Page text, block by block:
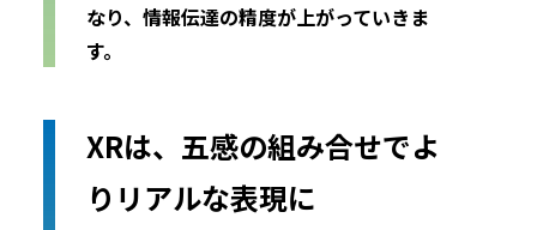
なり、情報伝達の精度が上がっていきま
す。
XRは、五感の組み合せでよ
りリアルな表現に